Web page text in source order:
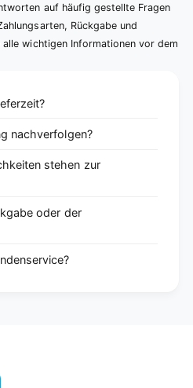
auf häufig gestellte Fragen
Rückgabe und
alle wichtigen Informationen vor dem
nachverfolgen?
stehen zur
oder der